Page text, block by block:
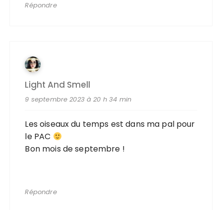
Répondre
Light And Smell
9 septembre 2023 à 20 h 34 min
Les oiseaux du temps est dans ma pal pour
le PAC
Bon mois de septembre !
Répondre